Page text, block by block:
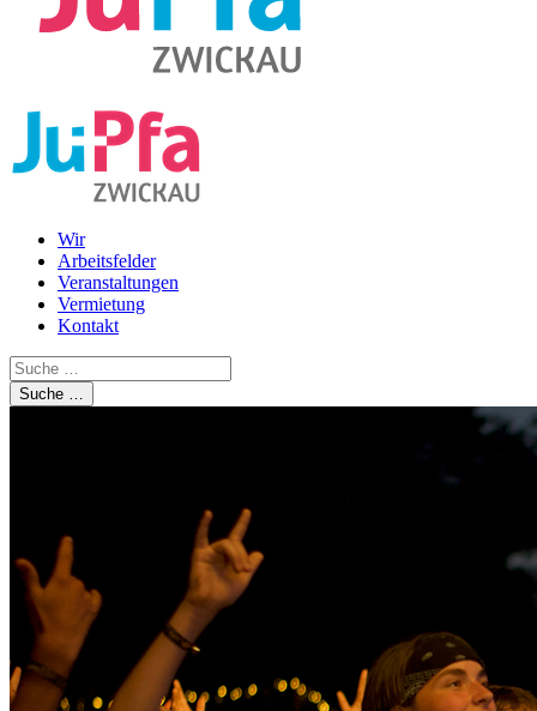
Wir
Arbeitsfelder
Veranstaltungen
Vermietung
Kontakt
Suche …